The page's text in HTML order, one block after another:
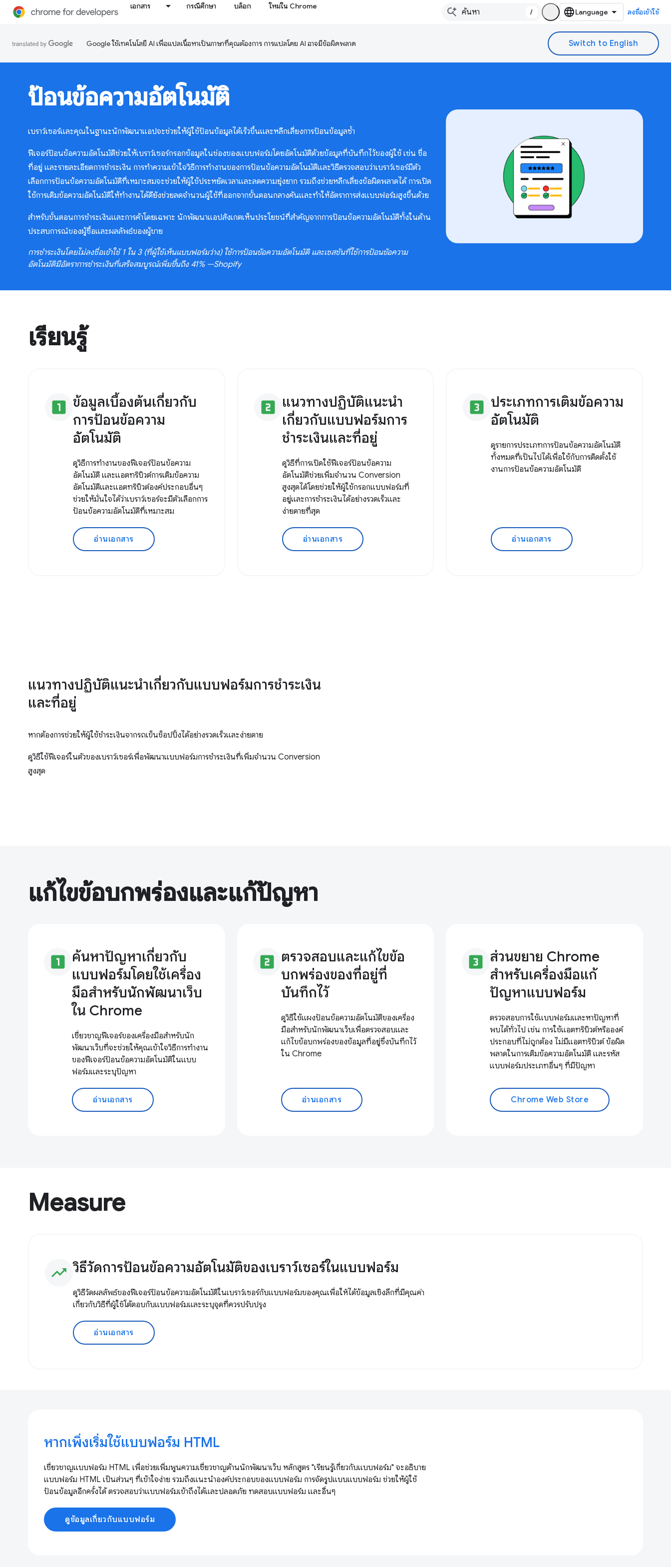
เอกสาร กรณีศึกษา บล็อก ใหม่ใน Chrome
/ ลงชื่อเข้าใช้
Google ใช้เทคโนโลยี AI เพื่อแปลเนื้อหาเป็นภาษาที่คุณต้องการ การแปลโดย AI อาจมีข้อผิดพลาด
ป้อนข้อความอัตโนมัติ
เบราว์เซอร์และคุณในฐานะนักพัฒนาแอปจะช่วยให้ผู้ใช้ป้อนข้อมูลได้เร็วขึ้นและหลีกเลี่ยงการป้อนข้อมูลซ้ำ
ฟีเจอร์ป้อนข้อความอัตโนมัติช่วยให้เบราว์เซอร์กรอกข้อมูลในช่องของแบบฟอร์มโดยอัตโนมัติด้วยข้อมูลที่บันทึกไว้ของผู้ใช้ เช่น ชื่อ
ที่อยู่ และรายละเอียดการชำระเงิน การทำความเข้าใจวิธีการทํางานของการป้อนข้อความอัตโนมัติและวิธีตรวจสอบว่าเบราว์เซอร์มีตัว
เลือกการป้อนข้อความอัตโนมัติที่เหมาะสมจะช่วยให้ผู้ใช้ประหยัดเวลาและลดความยุ่งยาก รวมถึงช่วยหลีกเลี่ยงข้อผิดพลาดได้ การเปิด
ใช้การเติมข้อความอัตโนมัติให้ทำงานได้ดียังช่วยลดจำนวนผู้ใช้ที่ออกจากขั้นตอนกลางคันและทำให้อัตราการส่งแบบฟอร์มสูงขึ้นด้วย
สำหรับขั้นตอนการชำระเงินและการค้าโดยเฉพาะ นักพัฒนาแอปสังเกตเห็นประโยชน์ที่สำคัญจากการป้อนข้อความอัตโนมัติทั้งในด้าน
ประสบการณ์ของผู้ซื้อและผลลัพธ์ของผู้ขาย
การชำระเงินโดยไม่ลงชื่อเข้าใช้ 1 ใน 3 (ที่ผู้ใช้เห็นแบบฟอร์มว่าง) ใช้การป้อนข้อความอัตโนมัติ และเซสชันที่ใช้การป้อนข้อความ
อัตโนมัติมีอัตราการชำระเงินที่เสร็จสมบูรณ์เพิ่มขึ้นถึง 41% —Shopify
เรียนรู้
looks_one ข้อมูลเบื้องต้นเกี่ยวกับ
การป้อนข้อความ
อัตโนมัติ
ดูวิธีการทำงานของฟีเจอร์ป้อนข้อความ
อัตโนมัติ และแอตทริบิวต์การเติมข้อความ
อัตโนมัติและแอตทริบิวต์องค์ประกอบอื่นๆ
ช่วยให้มั่นใจได้ว่าเบราว์เซอร์จะมีตัวเลือกการ
ป้อนข้อความอัตโนมัติที่เหมาะสม
อ่านเอกสาร
looks_two แนวทางปฏิบัติแนะนำ
เกี่ยวกับแบบฟอร์มการ
ชำระเงินและที่อยู่
ดูวิธีที่การเปิดใช้ฟีเจอร์ป้อนข้อความ
อัตโนมัติช่วยเพิ่มจำนวน Conversion
สูงสุดได้โดยช่วยให้ผู้ใช้กรอกแบบฟอร์มที่
อยู่และการชำระเงินได้อย่างรวดเร็วและ
ง่ายดายที่สุด
อ่านเอกสาร
looks_3 ประเภทการเติมข้อความ
อัตโนมัติ
ดูรายการประเภทการป้อนข้อความอัตโนมัติ
ทั้งหมดที่เป็นไปได้เพื่อใช้กับการติดตั้งใช้
งานการป้อนข้อความอัตโนมัติ
อ่านเอกสาร
แนวทางปฏิบัติแนะนำเกี่ยวกับแบบฟอร์มการชำระเงิน
และที่อยู่
หากต้องการช่วยให้ผู้ใช้ชำระเงินจากรถเข็นช็อปปิ้งได้อย่างรวดเร็วและง่ายดาย
ดูวิธีใช้ฟีเจอร์ในตัวของเบราว์เซอร์เพื่อพัฒนาแบบฟอร์มการชำระเงินที่เพิ่มจํานวน Conversion
สูงสุด
แก้ไขข้อบกพร่องและแก้ปัญหา
looks_one ค้นหาปัญหาเกี่ยวกับ
แบบฟอร์มโดยใช้เครื่อง
มือสำหรับนักพัฒนาเว็บ
ใน Chrome
เชี่ยวชาญฟีเจอร์ของเครื่องมือสำหรับนัก
พัฒนาเว็บที่จะช่วยให้คุณเข้าใจวิธีการทํางาน
ของฟีเจอร์ป้อนข้อความอัตโนมัติในแบบ
ฟอร์มและระบุปัญหา
อ่านเอกสาร
looks_two ตรวจสอบและแก้ไขข้อ
บกพร่องของที่อยู่ที่
บันทึกไว้
ดูวิธีใช้แผงป้อนข้อความอัตโนมัติของเครื่อง
มือสำหรับนักพัฒนาเว็บเพื่อตรวจสอบและ
แก้ไขข้อบกพร่องของข้อมูลที่อยู่ซึ่งบันทึกไว้
ใน Chrome
อ่านเอกสาร
looks_3 ส่วนขยาย Chrome
สำหรับเครื่องมือแก้
ปัญหาแบบฟอร์ม
ตรวจสอบการใช้แบบฟอร์มและหาปัญหาที่
พบได้ทั่วไป เช่น การใช้แอตทริบิวต์หรือองค์
ประกอบที่ไม่ถูกต้อง ไม่มีแอตทริบิวต์ ข้อผิด
พลาดในการเติมข้อความอัตโนมัติ และรหัส
แบบฟอร์มประเภทอื่นๆ ที่มีปัญหา
Chrome Web Store
Measure
trending_up วิธีวัดการป้อนข้อความอัตโนมัติของเบราว์เซอร์ในแบบฟอร์ม
ดูวิธีวัดผลลัพธ์ของฟีเจอร์ป้อนข้อความอัตโนมัติในเบราว์เซอร์กับแบบฟอร์มของคุณเพื่อให้ได้ข้อมูลเชิงลึกที่มีคุณค่า
เกี่ยวกับวิธีที่ผู้ใช้โต้ตอบกับแบบฟอร์มและระบุจุดที่ควรปรับปรุง
อ่านเอกสาร
หากเพิ่งเริ่มใช้แบบฟอร์ม HTML
เชี่ยวชาญแบบฟอร์ม HTML เพื่อช่วยเพิ่มพูนความเชี่ยวชาญด้านนักพัฒนาเว็บ หลักสูตร "เรียนรู้เกี่ยวกับแบบฟอร์ม" จะอธิบาย
แบบฟอร์ม HTML เป็นส่วนๆ ที่เข้าใจง่าย รวมถึงแนะนำองค์ประกอบของแบบฟอร์ม การจัดรูปแบบแบบฟอร์ม ช่วยให้ผู้ใช้
ป้อนข้อมูลอีกครั้งได้ ตรวจสอบว่าแบบฟอร์มเข้าถึงได้และปลอดภัย ทดสอบแบบฟอร์ม และอื่นๆ
ดูข้อมูลเกี่ยวกับแบบฟอร์ม